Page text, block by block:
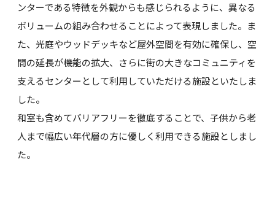
ンターである特徴を外観からも感じられるように、異なる
ボリュームの組み合わせることによって表現しました。ま
た、光庭やウッドデッキなど屋外空間を有効に確保し、空
間の延長が機能の拡大、さらに街の大きなコミュニティを
支えるセンターとして利用していただける施設といたしま
した。
和室も含めてバリアフリーを徹底することで、子供から老
人まで幅広い年代層の方に優しく利用できる施設としまし
た。